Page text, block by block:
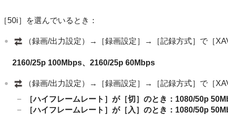
［50i］を選んでいるとき：
（録画/出力設定）→［録画設定］→［記録方式］で［
2160/25p 100Mbps、2160/25p 60Mbps
（録画/出力設定）→［録画設定］→［記録方式］で［
［ハイフレームレート］が［切］のとき：1080/50p
［ハイフレームレート］が［入］のとき：1080/50p